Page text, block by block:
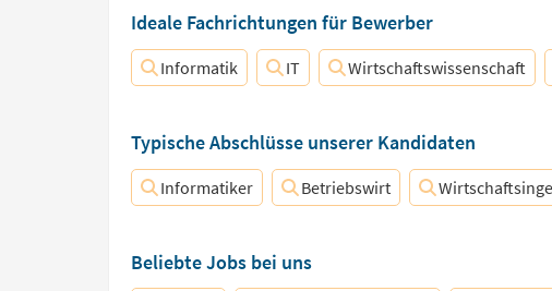
Ideale Fachrichtungen für Bewerber
Informatik IT Wirtschaftswissenschaft
Typische Abschlüsse unserer Kandidaten
Informatiker Betriebswirt
Beliebte Jobs bei uns